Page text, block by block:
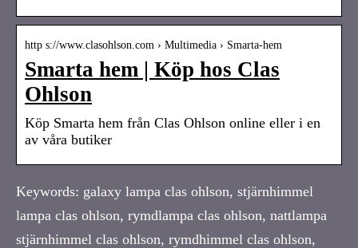
http s://www.clasohlson.com › Multimedia › Smarta-hem
Smarta hem | Köp hos Clas
Ohlson
Köp Smarta hem från Clas Ohlson online eller i en
av våra butiker
Keywords: galaxy lampa clas ohlson, stjärnhimmel
lampa clas ohlson, rymdlampa clas ohlson, nattlampa
stjärnhimmel clas ohlson, rymdhimmel clas ohlson,